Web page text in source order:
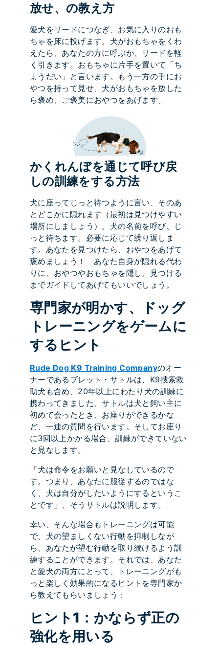
放せ、の教え方
愛犬をリードにつなぎ、お気に入りのおも
ちゃを床に投げます。犬がおもちゃをくわ
えたら、あなたの方に呼ぶか、リードを軽
く引きます。おもちゃに片手を置いて「ち
ょうだい」と言います。もう一方の手にお
やつを持って見せ、犬がおもちゃを放した
ら褒め、ご褒美におやつをあげます。
かくれんぼを通じて呼び戻
しの訓練をする方法
犬に座ってじっと待つように言い、そのあ
とどこかに隠れます（最初は見つけやすい
場所にしましょう）。犬の名前を呼び、じ
っと待ちます。必要に応じて繰り返しま
す。あなたを見つけたら、おやつをあげて
褒めましょう！ あなた自身が隠れる代わ
りに、おやつやおもちゃを隠し、見つける
までガイドしてあげてもいいでしょう。
専門家が明かす、ドッグ
トレーニングをゲームに
するヒント
Rude Dog K9 Training Companyのオー
ナーであるブレット・サトルは、K9捜索救
助犬も含め、20年以上にわたり犬の訓練に
携わってきました。サトルは犬と飼い主に
初めて会ったとき、お座りができるかな
ど、一連の質問を行います。そしてお座り
に3回以上かかる場合、訓練ができていない
と見なします。
「犬は命令をお願いと見なしているので
す。つまり、あなたに服従するのではな
く、犬は自分がしたいようにするというこ
とです」、そうサトルは説明します。
幸い、そんな場合もトレーニングは可能
で、犬の望ましくない行動を抑制しなが
ら、あなたが望む行動を取り続けるよう訓
練することができます。それでは、あなた
と愛犬の両方にとって、トレーニングがも
っと楽しく効果的になるヒントを専門家か
ら教えてもらいましょう：
ヒント1：かならず正の
強化を用いる